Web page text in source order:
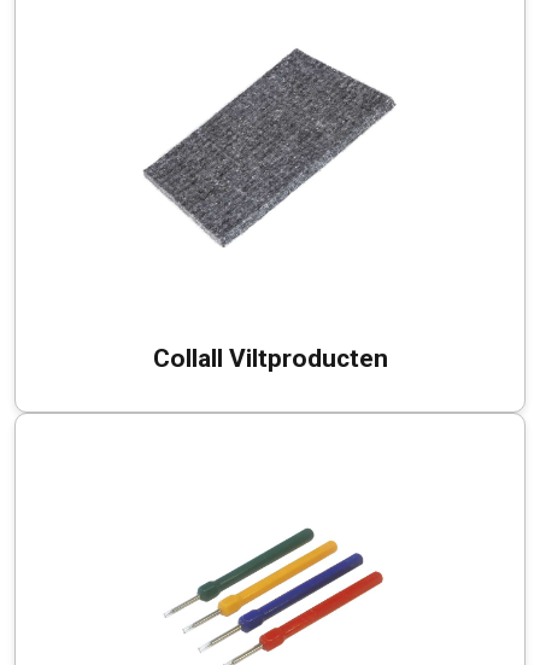
Collall Viltproducten